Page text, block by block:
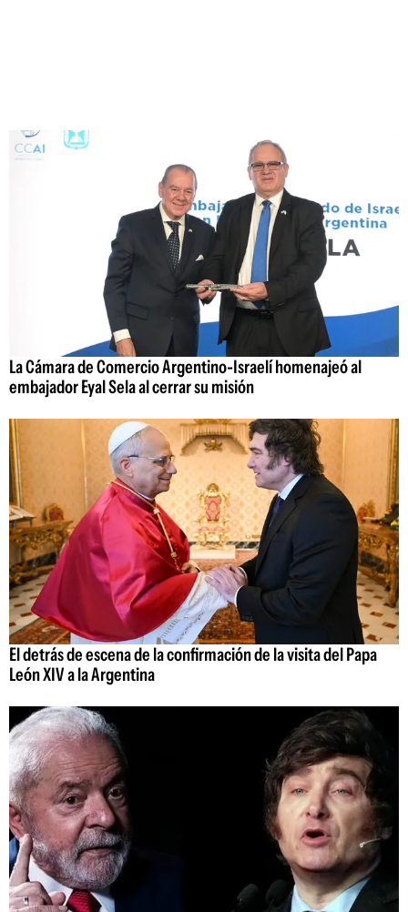
La Cámara de Comercio Argentino-Israelí homenajeó al
embajador Eyal Sela al cerrar su misión
El detrás de escena de la confirmación de la visita del Papa
León XIV a la Argentina